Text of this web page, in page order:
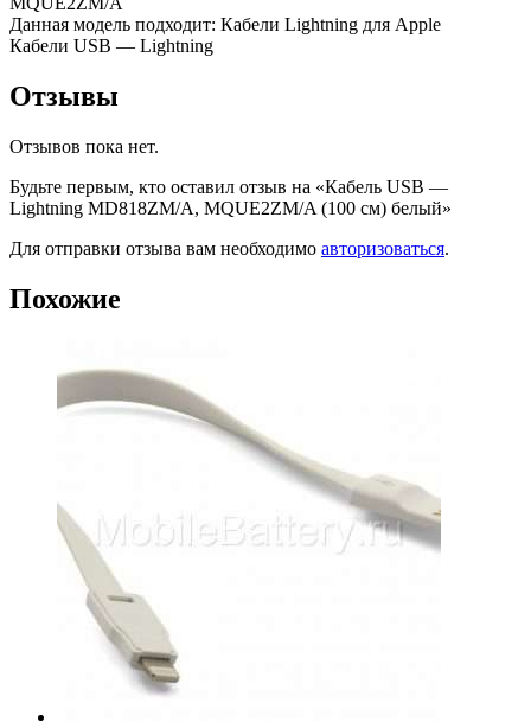
Данная модель подходит: Кабели Lightning для Apple
Кабели USB — Lightning
Отзывы
Отзывов пока нет.
Будьте первым, кто оставил отзыв на «Кабель USB —
Lightning MD818ZM/A, MQUE2ZM/A (100 см) белый»
Для отправки отзыва вам необходимо авторизоваться.
Похожие